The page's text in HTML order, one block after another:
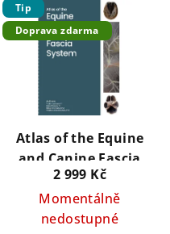
Tip
Doprava zdarma
Atlas of the Equine
and Canine Fascia
System
2 999 Kč
Momentálně
nedostupné